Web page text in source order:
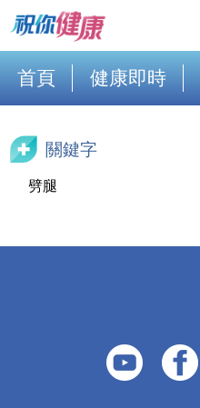
首頁 健康即時
關鍵字
劈腿